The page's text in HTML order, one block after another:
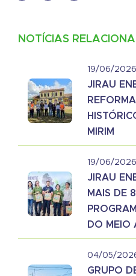
NOTÍCIAS
19/06/2026
JIRAU
MIRIM
19/06/2026
JIRAU
MAIS DE
DO MEIO
04/05/
GRUPO